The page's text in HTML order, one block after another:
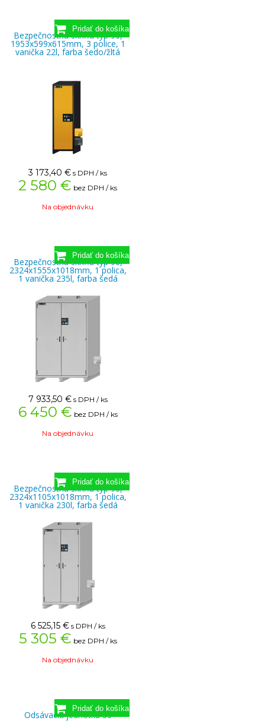
Bezpečnostná skriňa typ 90,
1953x599x615mm, 3 police, 1
vanička 22l, farba šedo/žltá
3 173,40 € s DPH / ks
2 580 € bez DPH / ks
Na objednávku
Bezpečnostná skriňa typ 90,
2324x1555x1018mm, 1 polica,
1 vanička 235l, farba šedá
7 933,50 € s DPH / ks
6 450 € bez DPH / ks
Na objednávku
Bezpečnostná skriňa typ 90,
2324x1105x1018mm, 1 polica,
1 vanička 230l, farba šedá
6 525,15 € s DPH / ks
5 305 € bez DPH / ks
Na objednávku
Odsávacia jednotka 30